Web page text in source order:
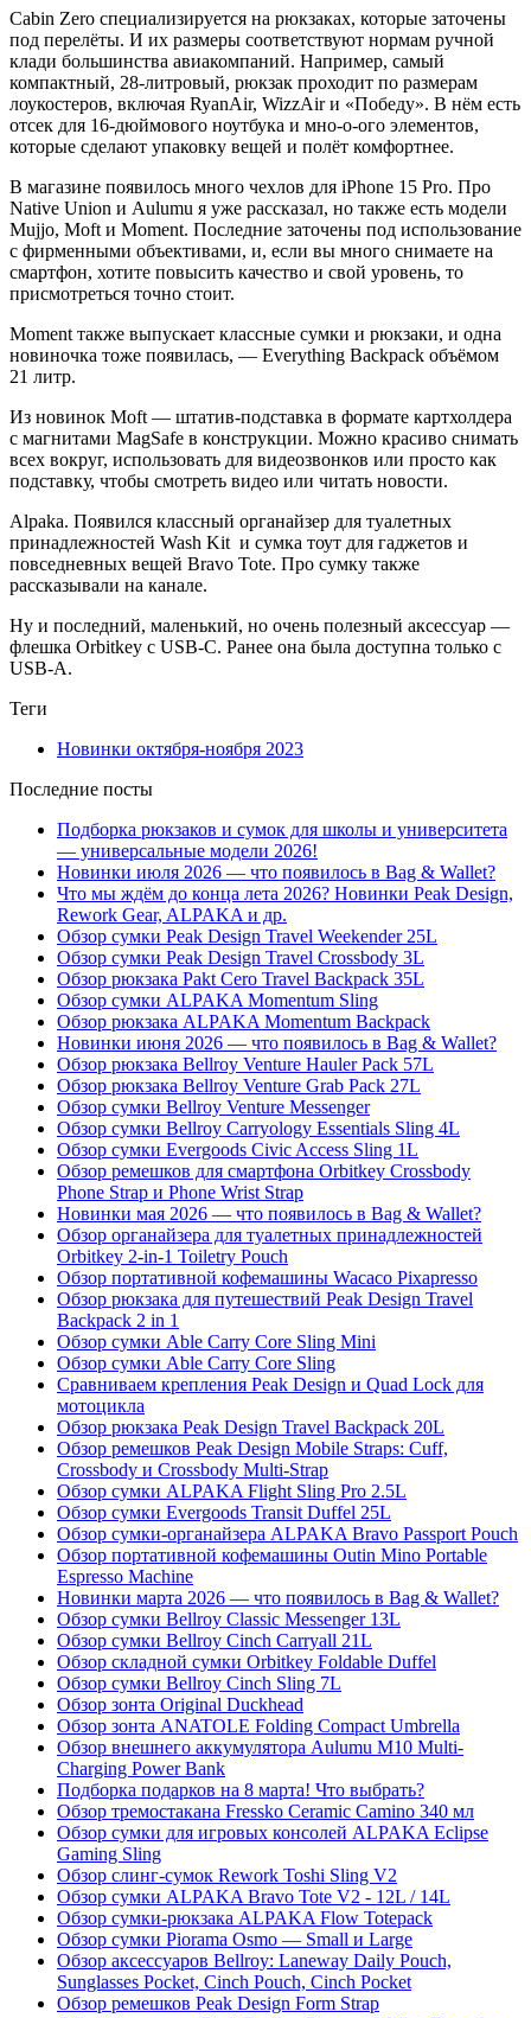
Cabin Zero специализируется на рюкзаках, которые заточены
под перелёты. И их размеры соответствуют нормам ручной
клади большинства авиакомпаний. Например, самый
компактный, 28-литровый, рюкзак проходит по размерам
лоукостеров, включая RyanAir, WizzAir и «Победу». В нём есть
отсек для 16-дюймового ноутбука и мно-о-ого элементов,
которые сделают упаковку вещей и полёт комфортнее.
В магазине появилось много чехлов для iPhone 15 Pro. Про
Native Union и Aulumu я уже рассказал, но также есть модели
Mujjo, Moft и Moment. Последние заточены под использование
с фирменными объективами, и, если вы много снимаете на
смартфон, хотите повысить качество и свой уровень, то
присмотреться точно стоит.
Moment также выпускает классные сумки и рюкзаки, и одна
новиночка тоже появилась, — Everything Backpack объёмом
21 литр.
Из новинок Moft — штатив-подставка в формате картхолдера
с магнитами MagSafe в конструкции. Можно красиво снимать
всех вокруг, использовать для видеозвонков или просто как
подставку, чтобы смотреть видео или читать новости.
Alpaka. Появился классный органайзер для туалетных
принадлежностей Wash Kit и сумка тоут для гаджетов и
повседневных вещей Bravo Tote. Про сумку также
рассказывали на канале.
Ну и последний, маленький, но очень полезный аксессуар —
флешка Orbitkey с USB-C. Ранее она была доступна только с
USB-A.
Теги
Новинки октября-ноября 2023
Последние посты
Подборка рюкзаков и сумок для школы и университета
— универсальные модели 2026!
Новинки июля 2026 — что появилось в Bag & Wallet?
Что мы ждём до конца лета 2026? Новинки Peak Design,
Rework Gear, ALPAKA и др.
Обзор сумки Peak Design Travel Weekender 25L
Обзор сумки Peak Design Travel Crossbody 3L
Обзор рюкзака Pakt Cero Travel Backpack 35L
Обзор сумки ALPAKA Momentum Sling
Обзор рюкзака ALPAKA Momentum Backpack
Новинки июня 2026 — что появилось в Bag & Wallet?
Обзор рюкзака Bellroy Venture Hauler Pack 57L
Обзор рюкзака Bellroy Venture Grab Pack 27L
Обзор сумки Bellroy Venture Messenger
Обзор сумки Bellroy Carryology Essentials Sling 4L
Обзор сумки Evergoods Civic Access Sling 1L
Обзор ремешков для смартфона Orbitkey Crossbody
Phone Strap и Phone Wrist Strap
Новинки мая 2026 — что появилось в Bag & Wallet?
Обзор органайзера для туалетных принадлежностей
Orbitkey 2-in-1 Toiletry Pouch
Обзор портативной кофемашины Wacaco Pixapresso
Обзор рюкзака для путешествий Peak Design Travel
Backpack 2 in 1
Обзор сумки Able Carry Core Sling Mini
Обзор сумки Able Carry Core Sling
Сравниваем крепления Peak Design и Quad Lock для
мотоцикла
Обзор рюкзака Peak Design Travel Backpack 20L
Обзор ремешков Peak Design Mobile Straps: Cuff,
Crossbody и Crossbody Multi-Strap
Обзор сумки ALPAKA Flight Sling Pro 2.5L
Обзор сумки Evergoods Transit Duffel 25L
Обзор сумки-органайзера ALPAKA Bravo Passport Pouch
Обзор портативной кофемашины Outin Mino Portable
Espresso Machine
Новинки марта 2026 — что появилось в Bag & Wallet?
Обзор сумки Bellroy Classic Messenger 13L
Обзор сумки Bellroy Cinch Carryall 21L
Обзор складной сумки Orbitkey Foldable Duffel
Обзор сумки Bellroy Cinch Sling 7L
Обзор зонта Original Duckhead
Обзор зонта ANATOLE Folding Compact Umbrella
Обзор внешнего аккумулятора Aulumu M10 Multi-
Charging Power Bank
Подборка подарков на 8 марта! Что выбрать?
Обзор тремостакана Fressko Ceramic Camino 340 мл
Обзор сумки для игровых консолей ALPAKA Eclipse
Gaming Sling
Обзор слинг-сумок Rework Toshi Sling V2
Обзор сумки ALPAKA Bravo Tote V2 - 12L / 14L
Обзор сумки-рюкзака ALPAKA Flow Totepack
Обзор сумки Piorama Osmo — Small и Large
Обзор аксессуаров Bellroy: Laneway Daily Pouch,
Sunglasses Pocket, Cinch Pouch, Cinch Pocket
Обзор ремешков Peak Design Form Strap